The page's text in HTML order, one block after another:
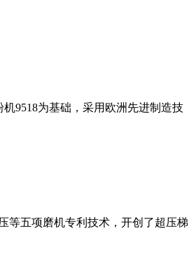
9518为基础，采用欧洲先进制造技
等五项磨机专利技术，开创了超压梯